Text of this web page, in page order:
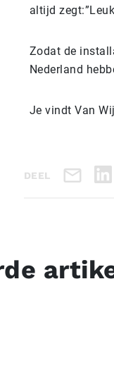
altijd
Zodat de
Nederland
Je vindt Van
DEEL